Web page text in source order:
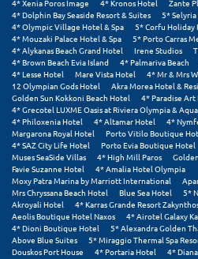
4* Xenia Poros Image
4* Kronos Hotel
Zante
4* Dolphin Bay Seaside Resort & Suites
5*
4* Olympic Village Hotel & Spa
5* Corfu Holiday
4* Mouzaki Palace Hotel & Spa
5* Porto Carras
4* Alykanas Beach Grand Hotel
Irene Studios
4* Brown Beach Evia Island
4* Palmariva Beach
4* Lesse Hotel
Mare Vista Hotel
4* Mr & Mrs
12 Olympian Gods Hotel
Akra Morea Hotel &
Golden Sun Kokkoni Beach Hotel
4* Paradise
4* Grecotel LUXME Oasis at Riviera Olympia &
4* Philoxenia Hotel
4* Altamar Hotel 4*
Margarona Royal Hotel
Porto Vitilo Boutique
4* SAZ City Life Hotel
Porto Evia Boutique Hotel
Muses SeaSide Villas
4* High Mill Paros
Favie Suzanne Hotel
4* Amalia Hotel Olympia
Moxy Patra Marina by Marriott International
Mrs Chryssana Beach Hotel
Blue Sea Hotel
5*
Akroyali Hotel
4* Karras Grande Resort
Aeolis Boutique Hotel Naxos
4* Airotel Galaxy
4* Dioni Boutique Hotel
5* Alexandra Golden
Above Blue Suites
5* Miraggio Thermal Spa
Douskos Port House
4* Portaria Hotel 4*